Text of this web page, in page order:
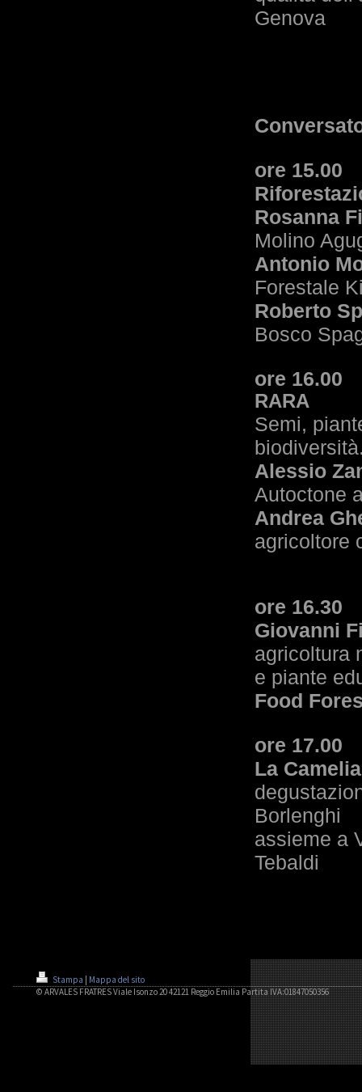
Genova
ore 15.00
Rosanna
Molino
Antonio
Forestale
Roberto
Bosco
ore 16.00
RARA
Semi,
Alessio
Autoctone
Andrea
agricoltore
ore 16.30
Giovanni
agricoltura
e piante
Food
ore 17.00
La
Borlenghi
assieme a
Tebaldi
Stampa
Mappa del sito
© ARVALES FRATRES Viale Isonzo 20 42121 Reggio Emilia Partita IVA:01847050356